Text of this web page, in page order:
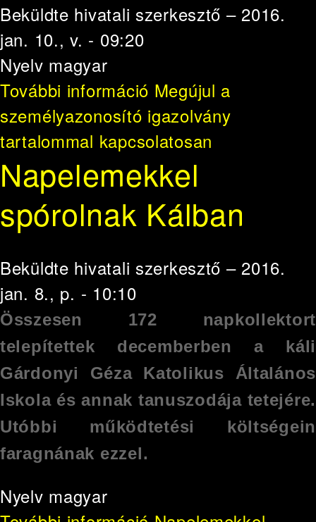
Beküldte hivatali szerkesztő – 2016.
jan. 10., v. - 09:20
Nyelv magyar
További információ Megújul a
személyazonosító igazolvány
tartalommal kapcsolatosan
Napelemekkel
spórolnak Kálban
Beküldte hivatali szerkesztő – 2016.
jan. 8., p. - 10:10
Összesen 172 napkollektort
telepítettek decemberben a káli
Gárdonyi Géza Katolikus Általános
Iskola és annak tanuszodája tetejére.
Utóbbi működtetési költségein
faragnának ezzel.
Nyelv magyar